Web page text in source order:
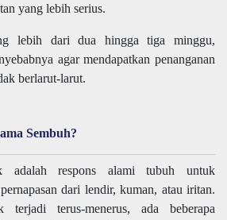
yang lebih serius.
lebih dari dua hingga tiga minggu,
agar mendapatkan penanganan
berlarut-larut.
Sembuh?
adalah respons alami tubuh untuk
dari lendir, kuman, atau iritan.
terus-menerus, ada beberapa